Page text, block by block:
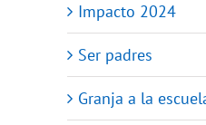
Impacto 2024
Ser padres
Granja a la